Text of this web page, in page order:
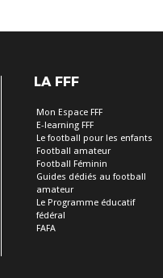
LA FFF
Mon Espace FFF
E-learning FFF
Le football pour les enfants
Football amateur
Football Féminin
Guides dédiés au football
amateur
Le Programme éducatif
fédéral
FAFA